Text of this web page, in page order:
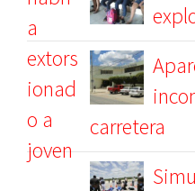
carretera